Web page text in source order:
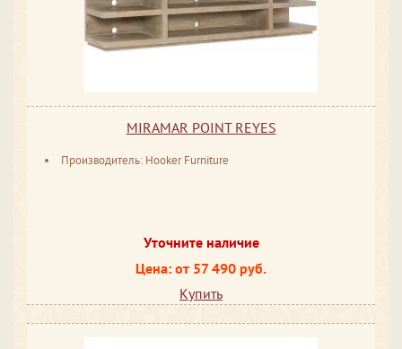
MIRAMAR POINT REYES
Производитель: Hooker Furniture
Уточните наличие
Цена: от 57 490 руб.
Купить